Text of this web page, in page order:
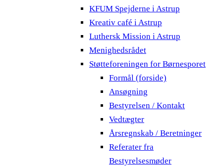
KFUM Spejderne i Astrup
Kreativ café i Astrup
Luthersk Mission i Astrup
Menighedsrådet
Støtteforeningen for Børnesporet
Formål (forside)
Ansøgning
Bestyrelsen / Kontakt
Vedtægter
Årsregnskab / Beretninger
Referater fra
Bestyrelsesmøder